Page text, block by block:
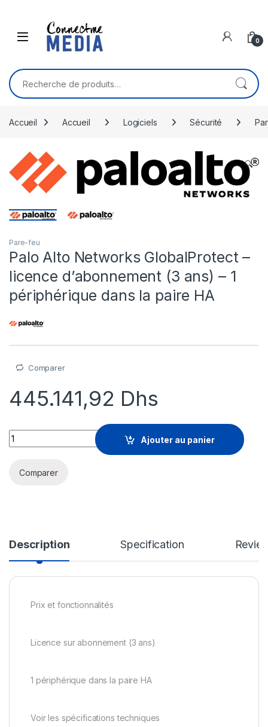
0
Recherche pour :
Accueil Accueil Logiciels Sécurité
🔍
Pare-feu
Palo Alto Networks GlobalProtect –
licence d’abonnement (3 ans) – 1
périphérique dans la paire HA
Comparer
445.141,92 Dhs
Palo Alto Networks GlobalProtect - licence d'abonnement (3
Ajouter au panier
Comparer
Description Specification
Prix et fonctionnalités
Licence sur abonnement (3 ans)
1 périphérique dans la paire HA
Voir les spécifications techniques